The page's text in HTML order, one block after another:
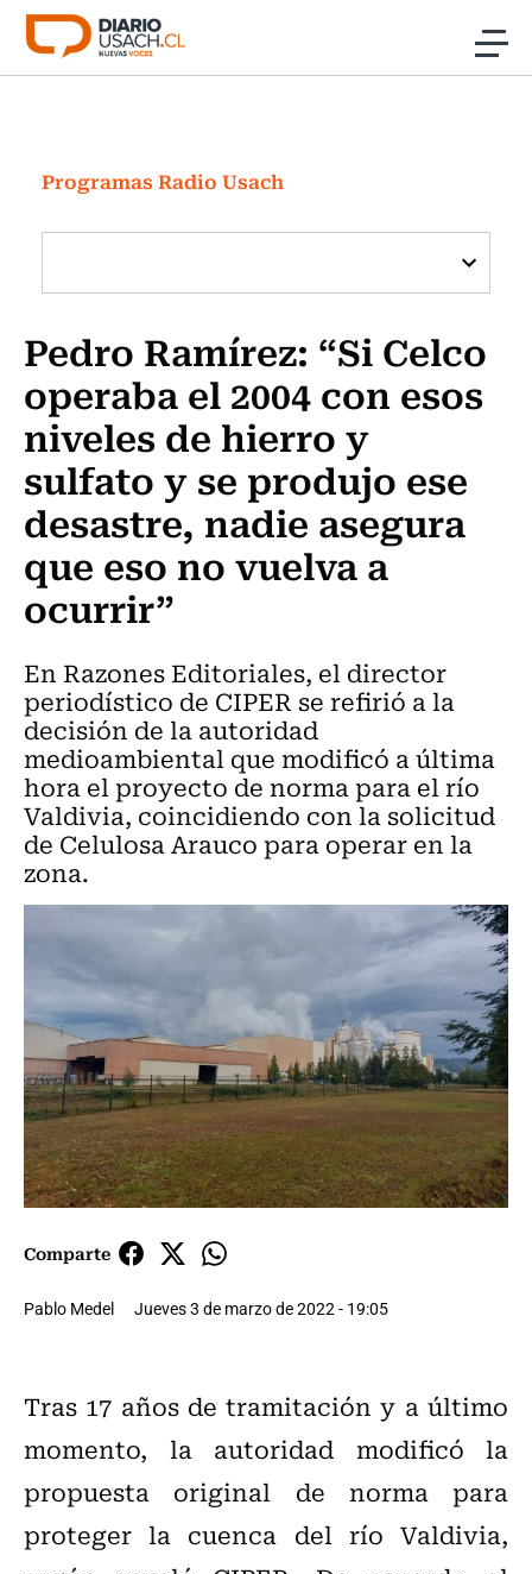
Click acá para ir directamente al contenido
Investigación
Cultura
Programas Radio y TV Usach
Programas Radio Usach
Pedro Ramírez: “Si Celco
operaba el 2004 con esos
niveles de hierro y
sulfato y se produjo ese
desastre, nadie asegura
que eso no vuelva a
ocurrir”
En Razones Editoriales, el director
periodístico de CIPER se refirió a la
decisión de la autoridad
medioambiental que modificó a última
hora el proyecto de norma para el río
Valdivia, coincidiendo con la solicitud
de Celulosa Arauco para operar en la
zona.
Comparte
Pablo Medel Jueves 3 de marzo de 2022 - 19:05
Tras 17 años de tramitación y a último
momento, la autoridad modificó la
propuesta original de norma para
proteger la cuenca del río Valdivia,